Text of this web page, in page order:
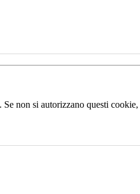
non si autorizzano questi